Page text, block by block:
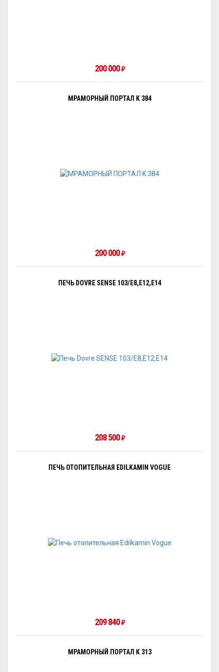
200 000₽
МРАМОРНЫЙ ПОРТАЛ K 384
200 000₽
ПЕЧЬ DOVRE SENSE 103/E8,E12,E14
208 500₽
ПЕЧЬ ОТОПИТЕЛЬНАЯ EDILKAMIN VOGUE
209 840₽
МРАМОРНЫЙ ПОРТАЛ K 313